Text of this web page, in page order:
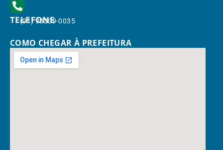
TELEFONE
(91) 98309-0035
COMO CHEGAR À PREFEITURA